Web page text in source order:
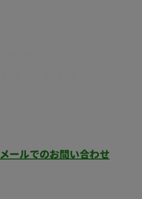
メールでのお問い合わせ